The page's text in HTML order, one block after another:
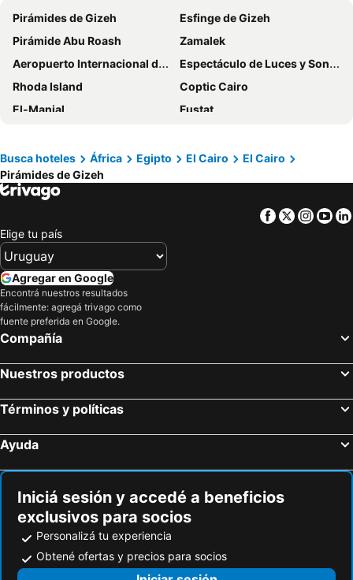
Valencia
Cairo World Trade Center Hotel & Residences
New Panorama Hotel
Mar Charbel Hotel Cairo
Giza Capital Hotel
Pyramids Valley Boutique Hotel
3 Pyramids View Inn
garden pyramid view
Top pyramids hotel
Pirámides de Gizeh
Esfinge de Gizeh
Pirámide Abu Roash
Zamalek
Aeropuerto Internacional de El Cairo
Espectáculo de Luces y Sonido en las Pirámides
Rhoda Island
Coptic Cairo
El-Manial
Fustat
Garden City
Midan Tahrir
Gezira Center for Modern Art
Egyptian Museum
Mezquita Muhammed Ali
Pirámide de Meidum
Museo Real de Joyas
Shubra
Aeropuerto de Borg El Arab
Mokattam
Zeitoun
Stanley Bridge
Busca hoteles África Egipto El Cairo
El Cairo
Pirámides de Gizeh
Facebook
Twitter
Elige tu país
Agregar en Google
Encontrá nuestros resultados
fácilmente: agregá trivago como
fuente preferida en Google.
Compañía
Nuestros productos
Términos y políticas
Ayuda
Iniciá sesión y accedé a beneficios
exclusivos para socios
Personalizá tu experiencia
Obtené ofertas y precios para socios